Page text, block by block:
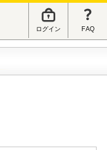
ログイン FAQ